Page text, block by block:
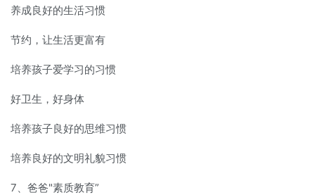
养成良好的生活习惯
节约，让生活更富有
培养孩子爱学习的习惯
好卫生，好身体
培养孩子良好的思维习惯
培养良好的文明礼貌习惯
7、爸爸"素质教育”